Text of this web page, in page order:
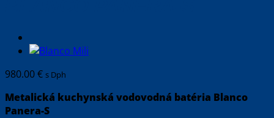
980.00€ s Dph
Metalická kuchynská vodovodná batéria Blanco
Panera-S